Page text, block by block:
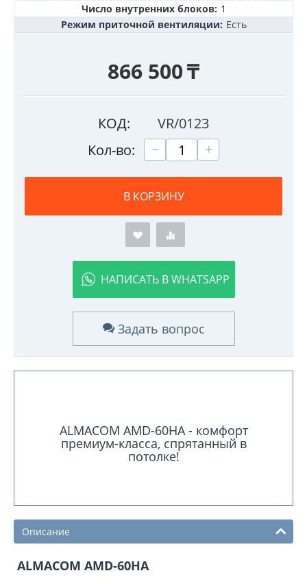
Число внутренних блоков: 1
Режим приточной вентиляции: Есть
866 500₸
КОД:
VR/0123
Кол-во:
+
−
В КОРЗИНУ
НАПИСАТЬ В WHATSAPP
Задать вопрос
ALMACOM AMD-60HA - комфорт
премиум-класса, спрятанный в
потолке!
Описание
ALMACOM AMD-60HA